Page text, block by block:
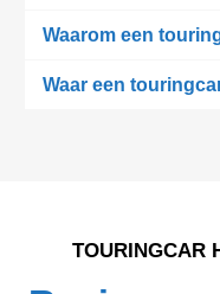
Waarom een
Waar een
TOURINGCAR